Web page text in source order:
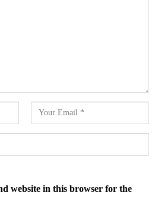
website in this browser for the